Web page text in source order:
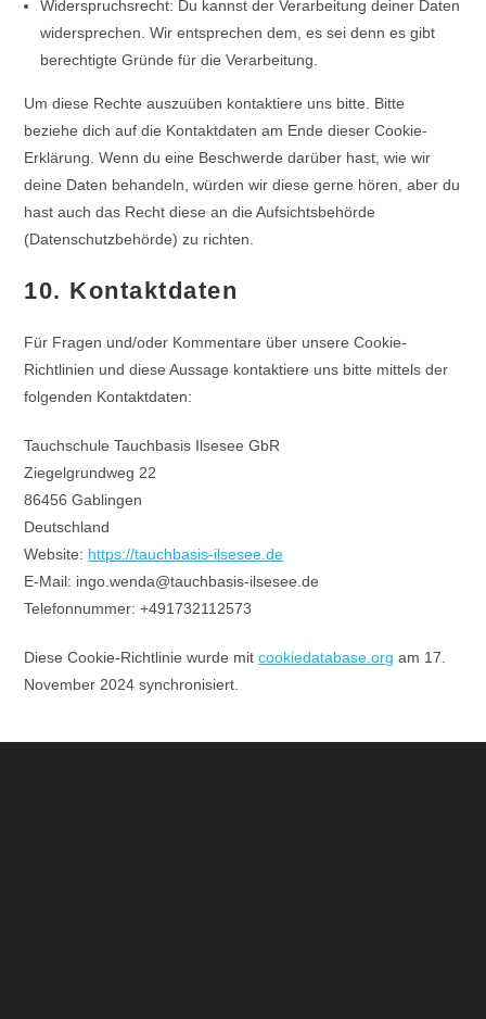
Widerspruchsrecht: Du kannst der Verarbeitung deiner Daten
widersprechen. Wir entsprechen dem, es sei denn es gibt
berechtigte Gründe für die Verarbeitung.
Um diese Rechte auszuüben kontaktiere uns bitte. Bitte
beziehe dich auf die Kontaktdaten am Ende dieser Cookie-
Erklärung. Wenn du eine Beschwerde darüber hast, wie wir
deine Daten behandeln, würden wir diese gerne hören, aber du
hast auch das Recht diese an die Aufsichtsbehörde
(Datenschutzbehörde) zu richten.
10. Kontaktdaten
Für Fragen und/oder Kommentare über unsere Cookie-
Richtlinien und diese Aussage kontaktiere uns bitte mittels der
folgenden Kontaktdaten:
Tauchschule Tauchbasis Ilsesee GbR
Ziegelgrundweg 22
86456 Gablingen
Deutschland
Website: https://tauchbasis-ilsesee.de
E-Mail: ingo.wenda@tauchbasis-ilsesee.de
Telefonnummer: +491732112573
Diese Cookie-Richtlinie wurde mitcookiedatabase.org am 17.
November 2024 synchronisiert.